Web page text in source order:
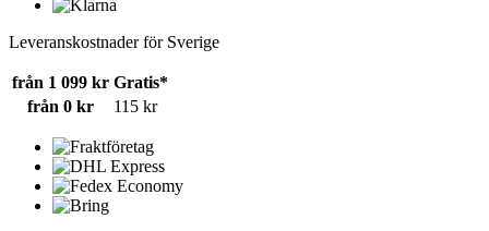
Leveranskostnader för Sverige
från 1 099 kr Gratis*
från 0 kr
115 kr